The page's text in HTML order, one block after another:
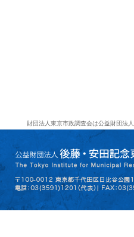
財団法人東京市政調査会は公益財団法